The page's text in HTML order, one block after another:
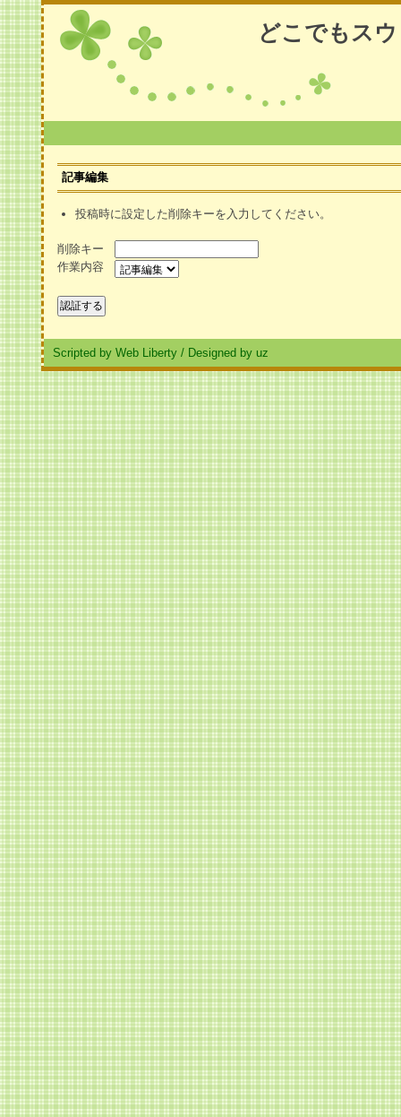
どこでもス
記事編集
投稿時に設定した削除キーを入力してください。
削除キー
作業内容
Scripted by Web Liberty / Designed by uz